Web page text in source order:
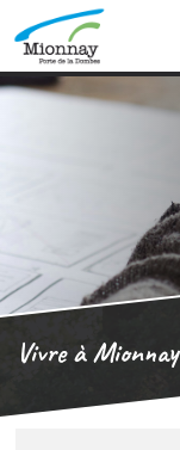
Vivre à Mionnay